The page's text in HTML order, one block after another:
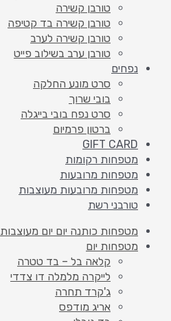
טורבן קשירה
טורבן קשירה בד קטיפה
טורבן קשירה לערב
טורבן ערב בשילוב פייט
נפחים
סרט מונע החלקה
בובי שרוך
סרט נפח בובי בייגלה
ברטון פרמיום
GIFT CARD
מטפחות רקומות
מטפחות מרובעות
מטפחות מרובעות מעוצבות
טורבני רשת
מטפחות כותנה יום יום מעוצבות
מטפחות יום
קלאה בל – בד טטרה
לייקרה מלמלה דו צדדי
ג'קרד תחרה
אריג מודפס